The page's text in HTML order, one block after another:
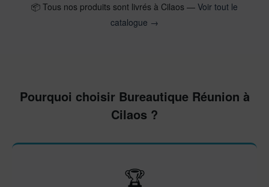
📦 Tous nos produits sont livrés à Cilaos — Voir tout le
catalogue →
Pourquoi choisir Bureautique Réunion à
Cilaos ?
🏆